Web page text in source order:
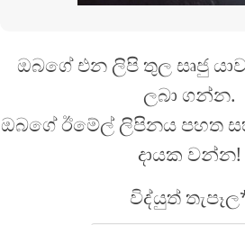
ඔබගේ එන ලිපි තුල සෘජු
ලබා ගන්න.
ඔබගේ ඊමේල් ලිපිනය පහත
දායක වන්න!
විද්යුත්